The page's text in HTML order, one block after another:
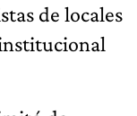
de locales